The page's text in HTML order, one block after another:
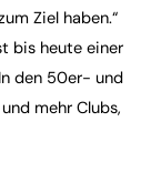
Ziel haben.“
bis heute einer
den 50er- und
mehr Clubs,